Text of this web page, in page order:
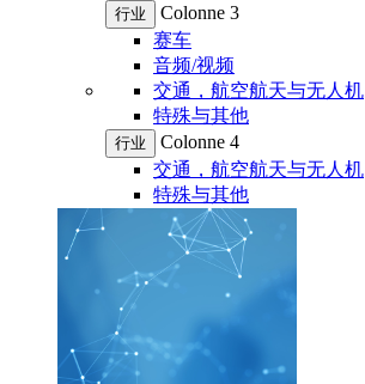
行业
Colonne 3
赛车
音频/视频
交通，航空航天与无人机
特殊与其他
行业
Colonne 4
交通，航空航天与无人机
特殊与其他